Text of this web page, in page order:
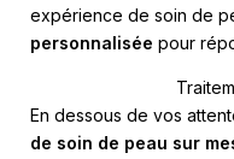
expérience de soin de
personnalisée pour
En dessous de vos
de soin de peau sur